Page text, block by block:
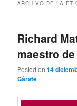
ARCHIVO DE LA
Richard
maestro
Posted on14
Gárate